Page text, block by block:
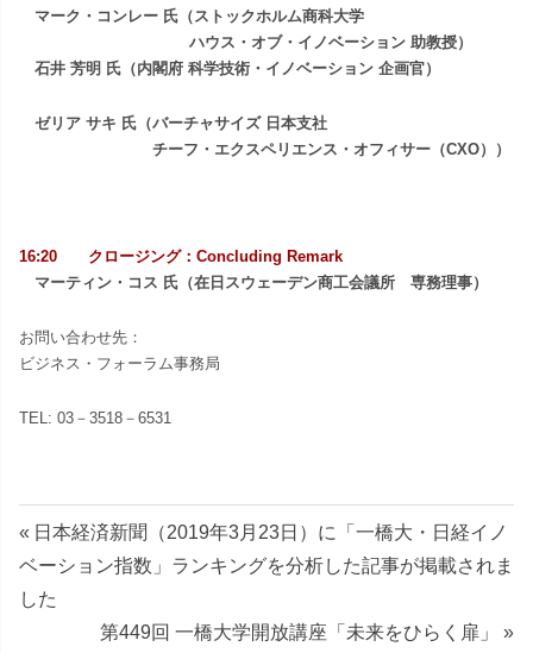
マーク・コンレー 氏（ストックホルム商科大学
ハウス・オブ・イノベーション 助教授）
石井 芳明 氏（内閣府 科学技術・イノベーション 企画官）
ゼリア サキ 氏（バーチャサイズ 日本支社
チーフ・エクスペリエンス・オフィサー（CXO）
）
16:20 クロージング：Concluding Remark
マーティン・コス 氏（在日スウェーデン商工会議所 専務理事）
お問い合わせ先：
ビジネス・フォーラム事務局
TEL: 03－3518－6531
投
稿
前
の
記
日本経済新聞（2019年3月23日）に「一橋大・日経イノ
ベーション指数」ランキングを分析した記事が掲載されま
した
次
第449回 一橋大学開放講座「未来をひらく扉」